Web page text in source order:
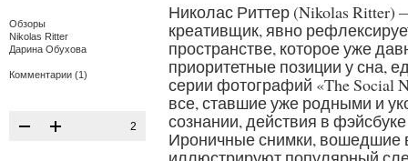
Обзоры
Nikolas Ritter
Дарина Обухова
Комментарии (1)
2
Николас Риттер (Nikolas Ritter)
креативщик, явно
пространстве, которое уже
приоритетные позиции у сна,
серии фотографий «The Social
все, ставшие уже родными и
сознании, действия в
Ироничные снимки, вошедшие